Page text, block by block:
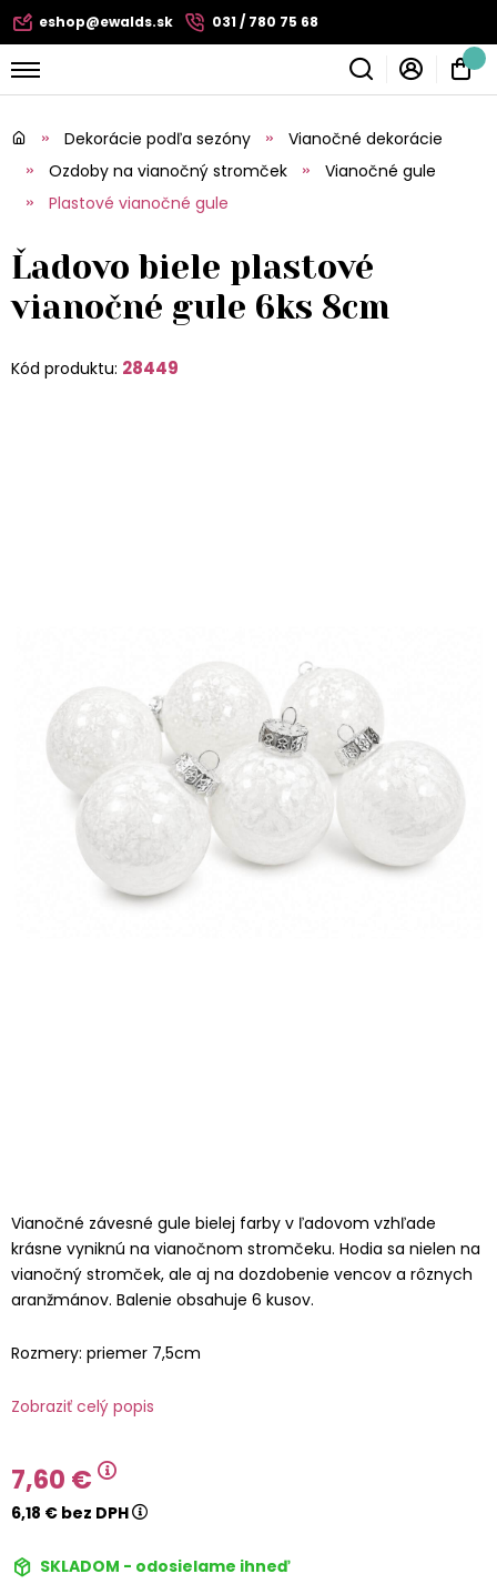
eshop@ewalds.sk 031 / 780 75 68
Dekorácie podľa sezóny
Vianočné dekorácie
Ozdoby na vianočný stromček
Vianočné gule
Plastové vianočné gule
Ľadovo biele plastové
vianočné gule 6ks 8cm
Kód produktu: 28449
Vianočné závesné gule bielej farby v ľadovom vzhľade
krásne vyniknú na vianočnom stromčeku. Hodia sa nielen na
vianočný stromček, ale aj na dozdobenie vencov a rôznych
aranžmánov. Balenie obsahuje 6 kusov.
Rozmery: priemer 7,5cm
Zobraziť celý popis
7,60 €
6,18 € bez DPH
SKLADOM - odosielame ihneď